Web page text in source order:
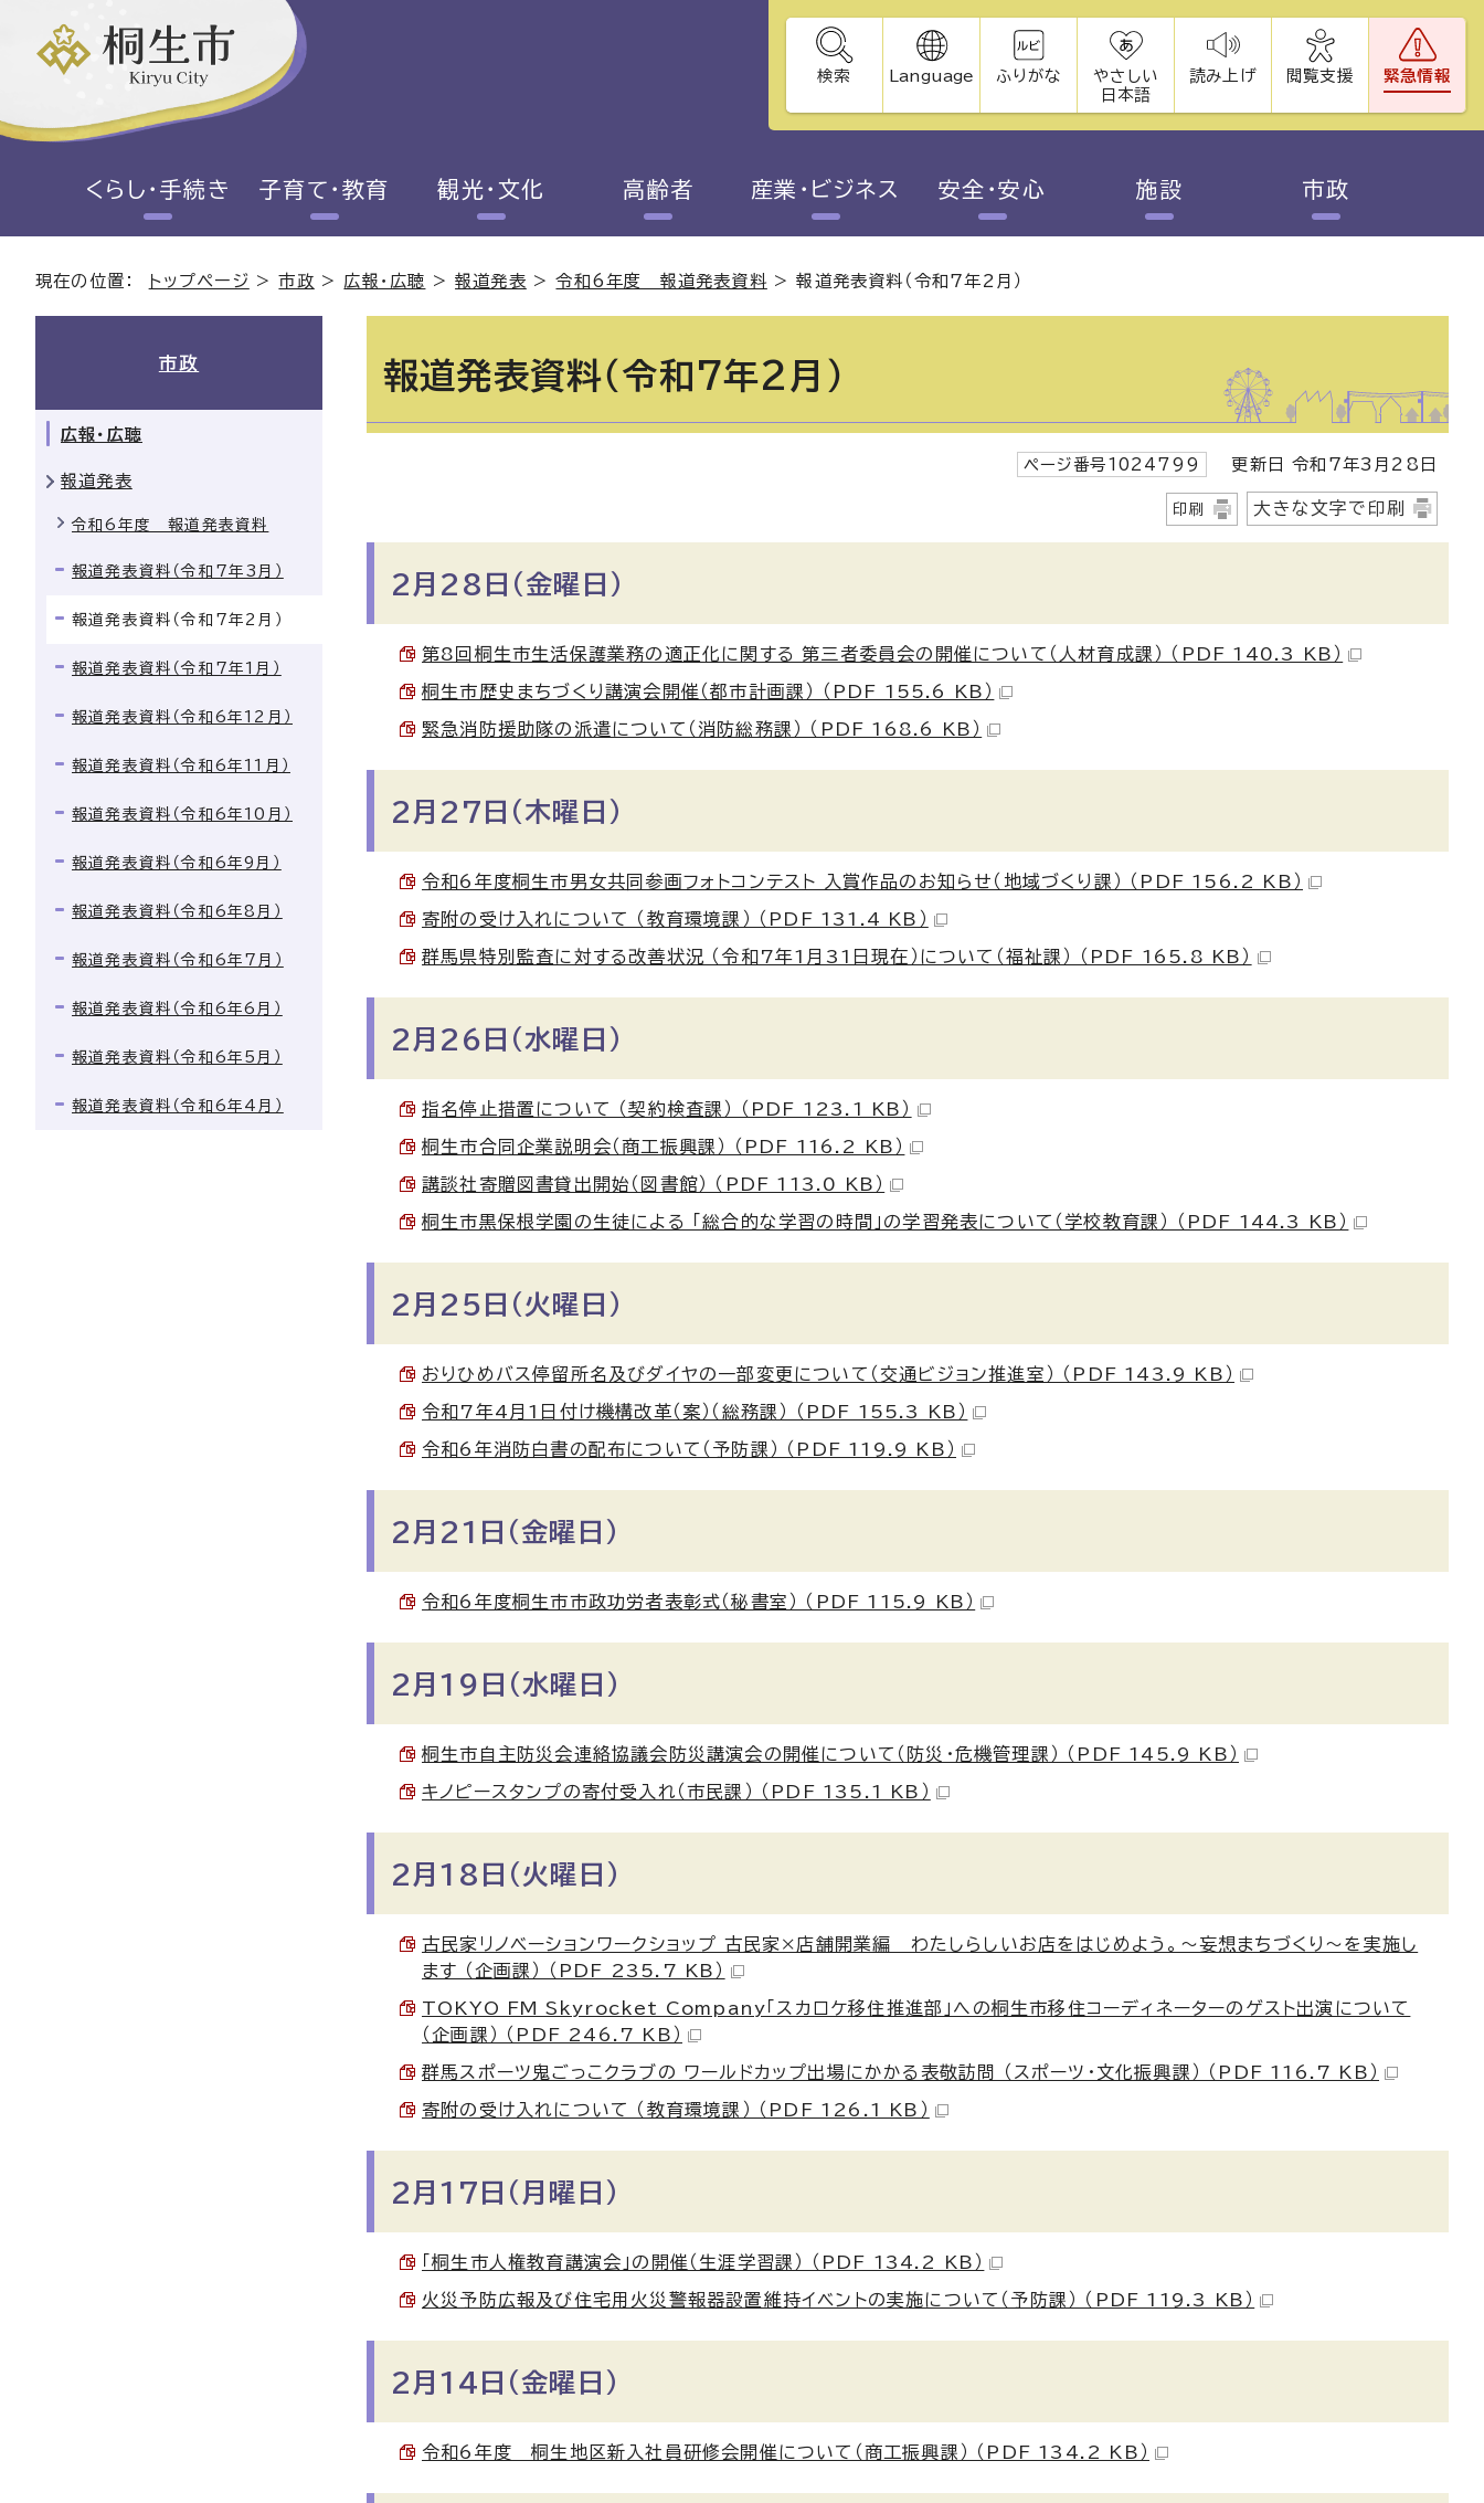
検索 Language ふりがな
やさしい
日本語
読み上げ 閲覧支援 緊急情報
くらし・手続き 子育て・教育 観光・文化 高齢者 産業・ビジネス 安全・安心 施設 市政
現在の位置： トップページ >市政 > 広報・広聴 >報道発表 >令和6年度 報道発表資料 >報道発表資料（令和7年2月）
報道発表資料（令和7年2月）
ページ番号1024799 更新日 令和7年3月28日
印刷 大きな文字で印刷
2月28日（金曜日）
第8回桐生市生活保護業務の適正化に関する 第三者委員会の開催について（人材育成課） （PDF 140.3 KB）
桐生市歴史まちづくり講演会開催（都市計画課） （PDF 155.6 KB）
緊急消防援助隊の派遣について（消防総務課） （PDF 168.6 KB）
2月27日（木曜日）
令和6年度桐生市男女共同参画フォトコンテスト 入賞作品のお知らせ（地域づくり課） （PDF 156.2 KB）
寄附の受け入れについて （教育環境課） （PDF 131.4 KB）
群馬県特別監査に対する改善状況 （令和7年1月31日現在）について（福祉課） （PDF 165.8 KB）
2月26日（水曜日）
指名停止措置について （契約検査課） （PDF 123.1 KB）
桐生市合同企業説明会（商工振興課） （PDF 116.2 KB）
講談社寄贈図書貸出開始（図書館） （PDF 113.0 KB）
桐生市黒保根学園の生徒による 「総合的な学習の時間」の学習発表について（学校教育課） （PDF 144.3 KB）
2月25日（火曜日）
おりひめバス停留所名及びダイヤの一部変更について（交通ビジョン推進室） （PDF 143.9 KB）
令和7年4月1日付け機構改革（案）（総務課） （PDF 155.3 KB）
令和6年消防白書の配布について（予防課） （PDF 119.9 KB）
2月21日（金曜日）
令和6年度桐生市市政功労者表彰式（秘書室） （PDF 115.9 KB）
2月19日（水曜日）
桐生市自主防災会連絡協議会防災講演会の開催について（防災・危機管理課） （PDF 145.9 KB）
キノピースタンプの寄付受入れ（市民課） （PDF 135.1 KB）
2月18日（火曜日）
古民家リノベーションワークショップ 古民家×店舗開業編 わたしらしいお店をはじめよう。～妄想まちづくり～を実施し
ます （企画課） （PDF 235.7 KB）
TOKYO FM Skyrocket Company「スカロケ移住推進部」への桐生市移住コーディネーターのゲスト出演について
（企画課） （PDF 246.7 KB）
群馬スポーツ鬼ごっこクラブの ワールドカップ出場にかかる表敬訪問 （スポーツ・文化振興課） （PDF 116.7 KB）
寄附の受け入れについて （教育環境課） （PDF 126.1 KB）
2月17日（月曜日）
「桐生市人権教育講演会」の開催（生涯学習課） （PDF 134.2 KB）
火災予防広報及び住宅用火災警報器設置維持イベントの実施について（予防課） （PDF 119.3 KB）
2月14日（金曜日）
令和6年度 桐生地区新入社員研修会開催について（商工振興課） （PDF 134.2 KB）
市政
広報・広聴
報道発表
令和6年度 報道発表資料
報道発表資料（令和7年3月）
報道発表資料（令和7年2月）
報道発表資料（令和7年1月）
報道発表資料（令和6年12月）
報道発表資料（令和6年11月）
報道発表資料（令和6年10月）
報道発表資料（令和6年9月）
報道発表資料（令和6年8月）
報道発表資料（令和6年7月）
報道発表資料（令和6年6月）
報道発表資料（令和6年5月）
報道発表資料（令和6年4月）